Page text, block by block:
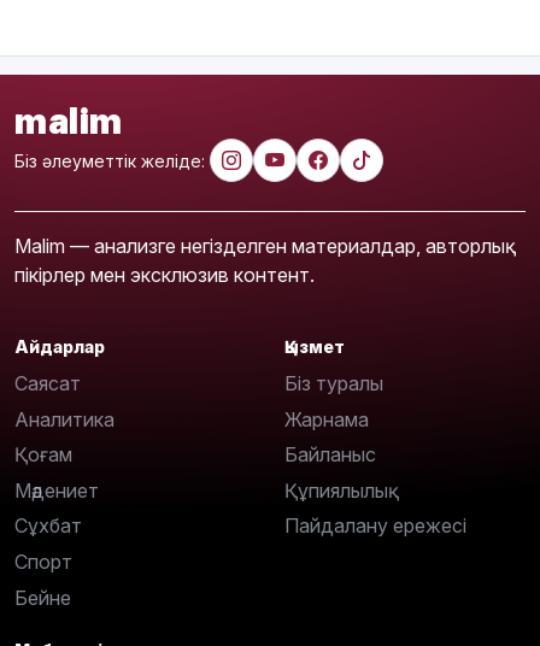
malim
Біз әлеуметтік желіде:
Malim — анализге негізделген материалдар, авторлық
пікірлер мен эксклюзив контент.
Айдарлар
Саясат
Аналитика
Қоғам
Мәдениет
Сұхбат
Спорт
Бейне
Қызмет
Біз туралы
Жарнама
Байланыс
Құпиялылық
Пайдалану ережесі